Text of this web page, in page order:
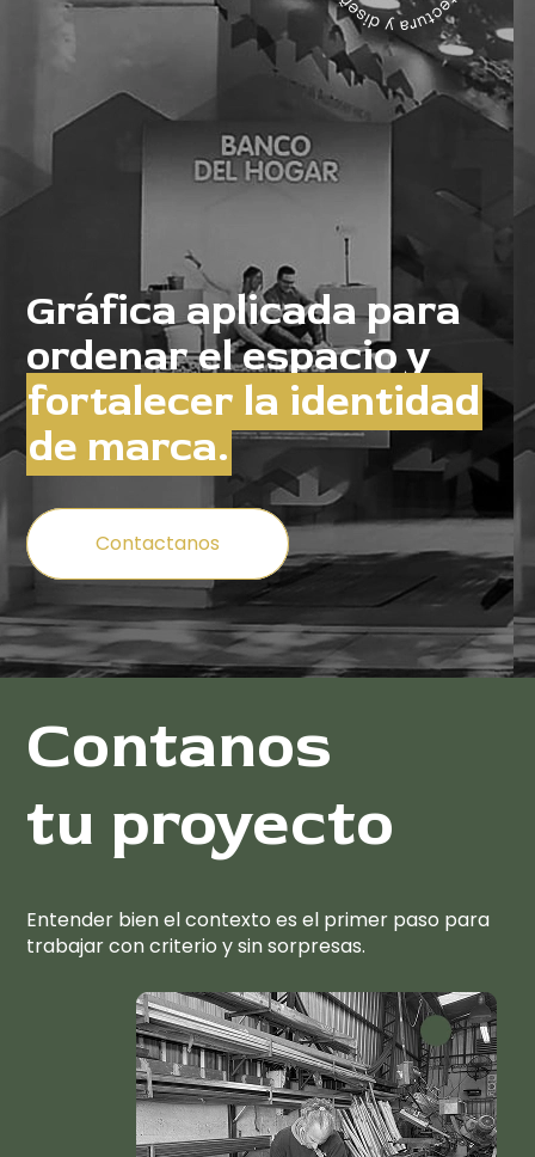
Gráfica aplicada para
ordenar el espacio y
fortalecer la identidad
de marca.
Contactanos
Contanos
tu proyecto
Entender bien el contexto es el primer paso para
trabajar con criterio y sin sorpresas.